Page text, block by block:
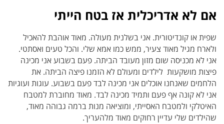
אם לא אדריכלית אז בטח הייתי
שפית או קונדיטורית. אני בשלנית מעולה. מאוד אוהבת להאכיל
ולארח מגיל מאוד צעיר, ממש כמו אמא שלי. והכל טעים ואסתטי.
אני לא מכניסה שום מזון מעובד הביתה. פעם בשבוע אני מכינה
פיצות מושקעות לילדים ומעולם לא הזמנו פיצה הביתה. את
הלחמים שאנחנו אוכלים אני מכינה לבד פעם בשבוע. עוגות ועוגיות
אני לא קונה אף פעם ותמיד מכינה לבד. מאוד מחוברת למטבח
האיטלקי ולמטבח האסייתי, ומוציאה מנות ברמה גבוהה מאוד,
שהילדים שלי עדיין רחוקים מאוד מלהעריך.